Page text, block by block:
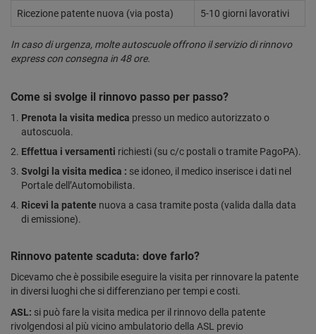
Ricezione patente nuova (via posta) 5-10 giorni lavorativi
In caso di urgenza, molte autoscuole offrono il servizio di rinnovo
express con consegna in 48 ore.
Come si svolge il rinnovo passo per passo?
Prenota la visita medica presso un medico autorizzato o
autoscuola.
Effettua i versamenti richiesti (su c/c postali o tramite PagoPA).
Svolgi la visita medica : se idoneo, il medico inserisce i dati nel
Portale dell’Automobilista.
Ricevi la patente nuova a casa tramite posta (valida dalla data
di emissione).
Rinnovo patente scaduta: dove farlo?
Dicevamo che è possibile eseguire la visita per rinnovare la patente
in diversi luoghi che si differenziano per tempi e costi.
ASL: si può fare la visita medica per il rinnovo della patente
rivolgendosi al più vicino ambulatorio della ASL previo